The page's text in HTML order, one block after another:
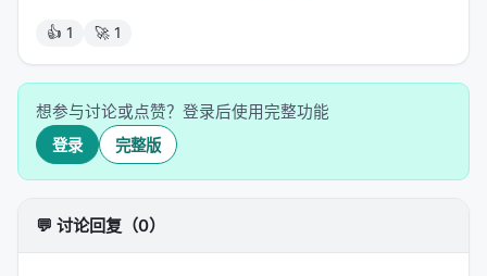
的时候就预先准备好（task-agnostic generation）。
PPT"，然后你才开始学怎么用 PowerPoint；后者就
像你提前把 Office 全套软件都学会，随时准备接任何
可能的任务。第二个维度是"原材料类型"：技能可以从
代码仓库里提取（repository-grounded），也可以从
长文本文档里提取（document-grounded）。前者像
👍 1 🚀 1
想参与讨论或点赞？登录后使用完整功能
登录 完整版
💬 讨论回复（0）